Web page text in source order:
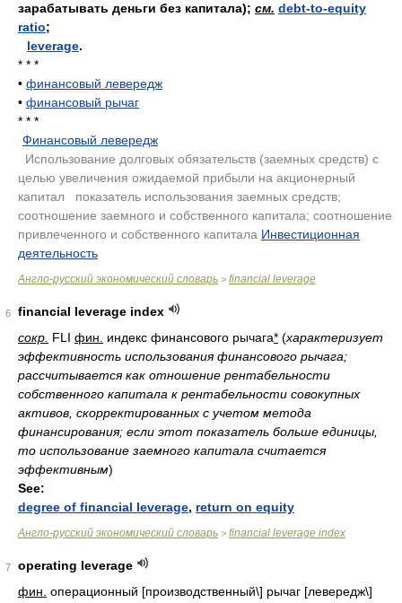
зарабатывать деньги без капитала); см. debt-to-equity
ratio;
leverage.
* * *
• финансовый левередж
• финансовый рычаг
* * *
Финансовый левередж
Использование долговых обязательств (заемных средств) с
целью увеличения ожидаемой прибыли на акционерный
капитал
показатель использования заемных средств;
соотношение заемного и собственного капитала; соотношение
привлеченного и собственного капитала Инвестиционная
деятельность
Англо-русский экономический словарь > financial leverage
6
financial leverage index
сокр. FLI фин. индекс финансового рычага* (характеризует
эффективность использования финансового рычага;
рассчитывается как отношение рентабельности
собственного капитала к рентабельности совокупных
активов, скорректированных с учетом метода
финансирования; если этот показатель больше единицы,
то использование заемного капитала считается
эффективным)
See:
degree of financial leverage, return on equity
Англо-русский экономический словарь > financial leverage index
7
operating leverage
фин. операционный [производственный\] рычаг [левередж\]